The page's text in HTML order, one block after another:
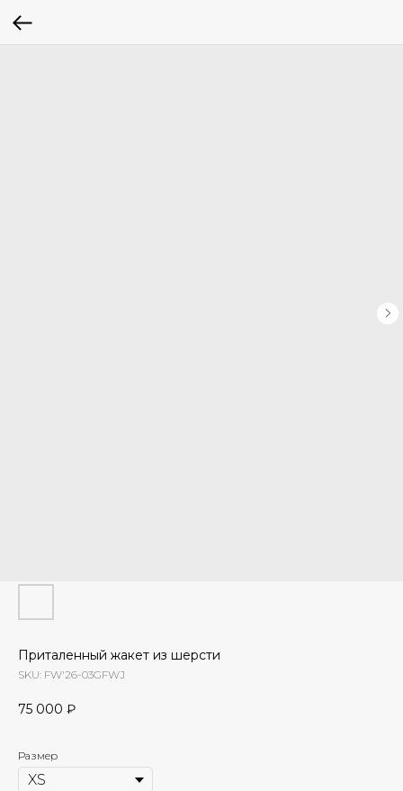
Приталенный жакет из шерсти
SKU: FW'26-03GFWJ
75 000 ₽
Размер